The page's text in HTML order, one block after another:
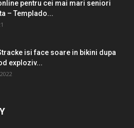
pentru cei mai mari seniori
– Templado...
isi face soare in bikini dupa
exploziv...